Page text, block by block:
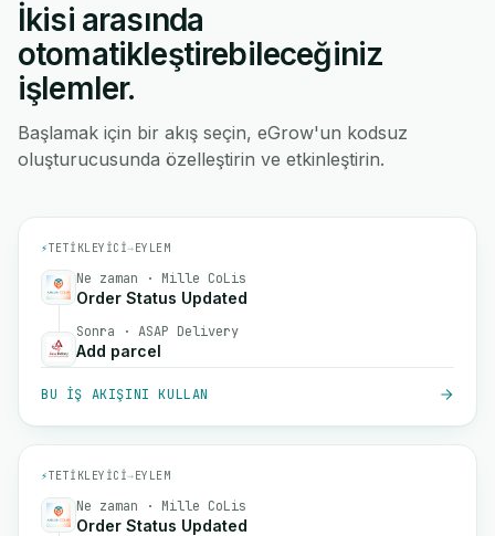
İkisi arasında
otomatikleştirebileceğiniz
işlemler.
Başlamak için bir akış seçin, eGrow'un kodsuz
oluşturucusunda özelleştirin ve etkinleştirin.
⚡TETIKLEYICI→EYLEM
Ne zaman · Mille CoLis
Order Status Updated
Sonra · ASAP Delivery
Add parcel
BU IŞ AKIŞINI KULLAN
⚡TETIKLEYICI→EYLEM
Ne zaman · Mille CoLis
Order Status Updated